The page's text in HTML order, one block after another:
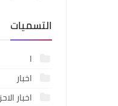
التسميات
ا
اخبار
اخبار